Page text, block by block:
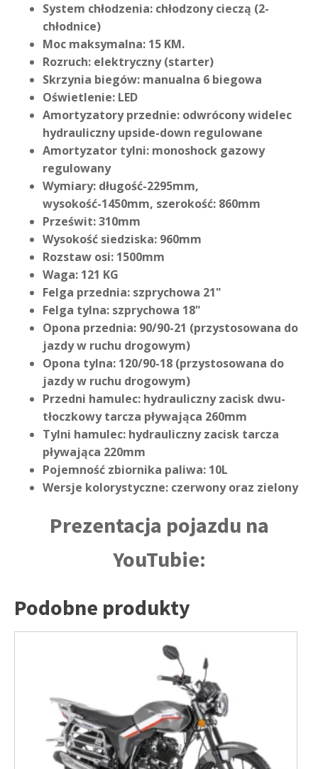
System chłodzenia: chłodzony cieczą (2-
chłodnice)
Moc maksymalna: 15 KM.
Rozruch: elektryczny (starter)
Skrzynia biegów: manualna 6 biegowa
Oświetlenie: LED
Amortyzatory przednie: odwrócony widelec
hydrauliczny upside-down regulowane
Amortyzator tylni: monoshock gazowy
regulowany
Wymiary: długość-2295mm,
wysokość-1450mm, szerokość: 860mm
Prześwit: 310mm
Wysokość siedziska: 960mm
Rozstaw osi: 1500mm
Waga: 121 KG
Felga przednia: szprychowa 21"
Felga tylna: szprychowa 18"
Opona przednia: 90/90-21 (przystosowana do
jazdy w ruchu drogowym)
Opona tylna: 120/90-18 (przystosowana do
jazdy w ruchu drogowym)
Przedni hamulec: hydrauliczny zacisk dwu-
tłoczkowy tarcza pływająca 260mm
Tylni hamulec: hydrauliczny zacisk tarcza
pływająca 220mm
Pojemność zbiornika paliwa: 10L
Wersje kolorystyczne: czerwony oraz zielony
Prezentacja pojazdu na
YouTubie:
Podobne produkty